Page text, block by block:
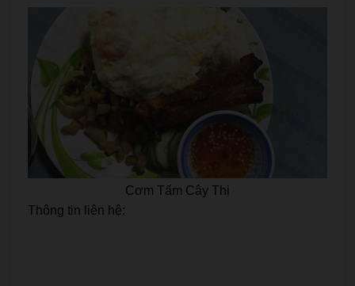
Cơm Tấm Cây Thị
Thông tin liên hệ: